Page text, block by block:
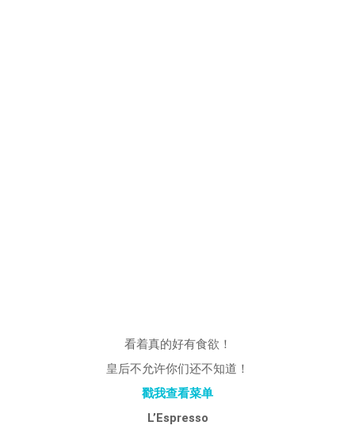
看着真的好有食欲！
皇后不允许你们还不知道！
戳我查看菜单
L’Espresso